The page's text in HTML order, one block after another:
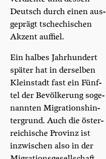
Deutsch durch einen aus­
ge­prägt tsche­chi­schen
Akzent auffiel.
Ein hal­bes Jahr­hun­dert
spä­ter hat in der­sel­ben
Klein­stadt fast ein Fünf­
tel der Bevöl­ke­rung soge­
nann­ten Migra­ti­ons­hin­
ter­grund. Auch die öster­
rei­chi­sche Pro­vinz ist
inzwi­schen also in der